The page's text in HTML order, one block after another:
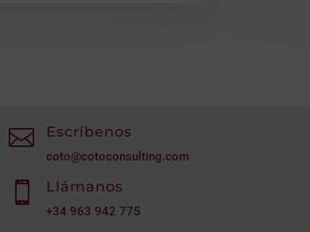
 Escríbenos
coto@cotoconsulting.com
 Llámanos
+34 963 942 775